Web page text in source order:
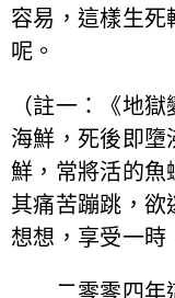
容易，這樣生死
呢。
（註一：《地
海鮮，死後即
鮮，常將活的
其痛苦蹦跳，欲
想想，享受一時
二零零四年這